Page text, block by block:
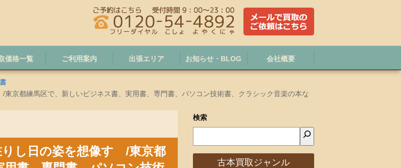
価格一覧 ご利用案内 出張エリア お知らせ・BLOG 会社概要
京都練馬区で、新しいビジネス書、実用書、専門書、パソコン技術書、クラシック音楽の本な
りし日の姿を想像す /東京都
検索
古本買取ジャンル